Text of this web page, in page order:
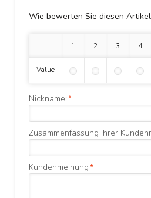
Wie bewerten Sie diesen
1 Stern 2 Sterne3 Sterne4
Value
*
Nickname:
Zusammenfassung Ihrer
*
Kundenmeinung